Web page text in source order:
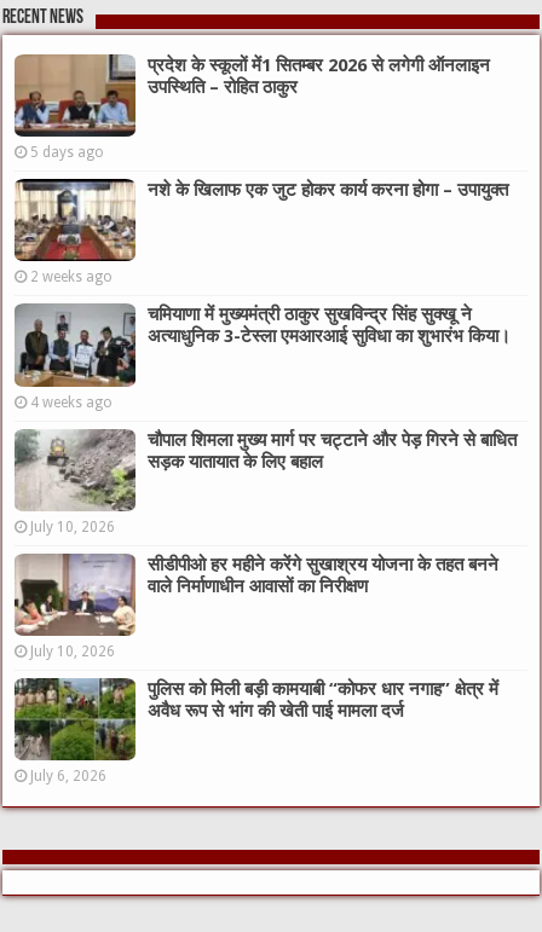
Recent News
प्रदेश के स्कूलों में1 सितम्बर 2026 से लगेगी ऑनलाइन
उपस्थिति – रोहित ठाकुर
5 days ago
नशे के खिलाफ एक जुट होकर कार्य करना होगा – उपायुक्त
2 weeks ago
चमियाणा में मुख्यमंत्री ठाकुर सुखविन्द्र सिंह सुक्खू ने
अत्याधुनिक 3-टेस्ला एमआरआई सुविधा का शुभारंभ किया।
4 weeks ago
चौपाल शिमला मुख्य मार्ग पर चट्टाने और पेड़ गिरने से बाधित
सड़क यातायात के लिए बहाल
July 10, 2026
सीडीपीओ हर महीने करेंगे सुखाश्रय योजना के तहत बनने
वाले निर्माणाधीन आवासों का निरीक्षण
July 10, 2026
पुलिस को मिली बड़ी कामयाबी “कोफर धार नगाह” क्षेत्र में
अवैध रूप से भांग की खेती पाई मामला दर्ज
July 6, 2026